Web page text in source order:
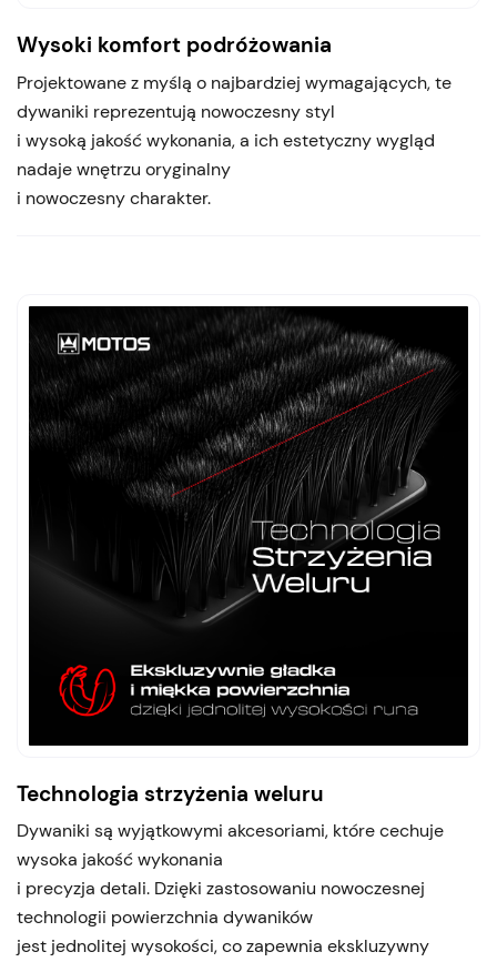
Wysoki komfort podróżowania
Projektowane z myślą o najbardziej wymagających, te
dywaniki reprezentują nowoczesny styl
i wysoką jakość wykonania, a ich estetyczny wygląd
nadaje wnętrzu oryginalny
i nowoczesny charakter.
Technologia strzyżenia weluru
Dywaniki są wyjątkowymi akcesoriami, które cechuje
wysoka jakość wykonania
i precyzja detali. Dzięki zastosowaniu nowoczesnej
technologii powierzchnia dywaników
jest jednolitej wysokości, co zapewnia ekskluzywny